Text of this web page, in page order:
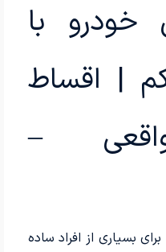
خودرو با
| اقساط
–
برای بسیاری از افراد ساده